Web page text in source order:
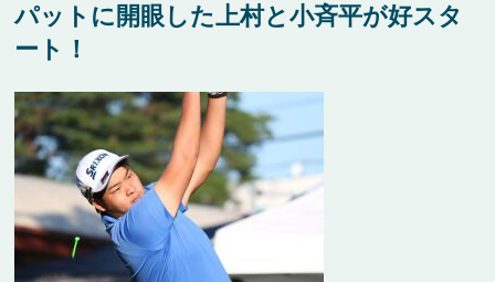
パットに開眼した上村と小斉平が好スタ
ート！